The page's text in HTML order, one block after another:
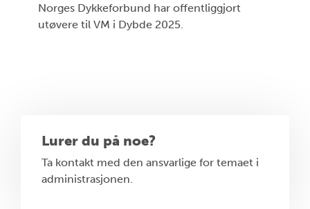
Norges Dykkeforbund har offentliggjort
utøvere til VM i Dybde 2025.
Lurer du på noe?
Ta kontakt med den ansvarlige for temaet i
administrasjonen.